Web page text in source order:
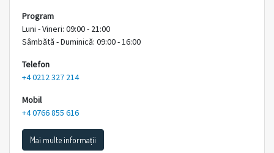
Program
Luni - Vineri: 09:00 - 21:00
Sâmbătă - Duminică: 09:00 - 16:00
Telefon
+4 0212 327 214
Mobil
+4 0766 855 616
Mai multe informații